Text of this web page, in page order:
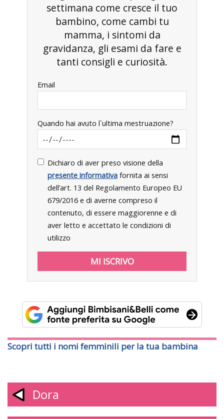
settimana come cresce il tuo
bambino, come cambi tu
mamma, i sintomi da
gravidanza, gli esami da fare e
tanti consigli e curiosità.
Email
Quando hai avuto l`ultima mestruazione?
Dichiaro di aver preso visione della
presente informativa fornita ai sensi
dell’art. 13 del Regolamento Europeo EU
679/2016 e di averne compreso il
contenuto, di essere maggiorenne e di
aver letto e accettato le condizioni di
utilizzo
Scopri tutti i nomi femminili per la tua bambina
Dora